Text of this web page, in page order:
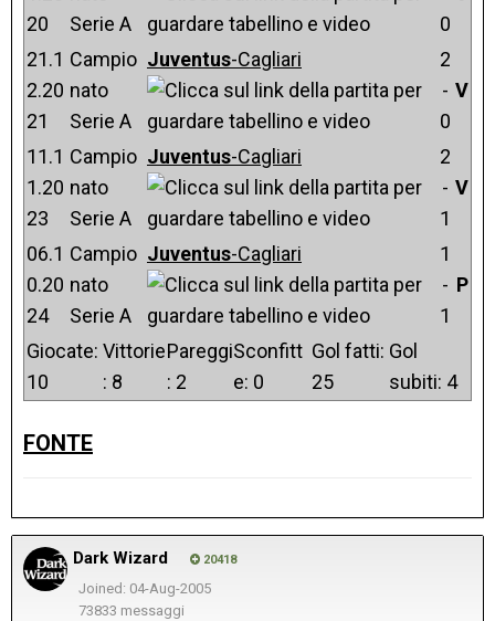
20
Serie A
0
21.1
2.20
21
Campio
nato
Serie A
Juventus-Cagliari
2
-
0
V
11.1
1.20
23
Campio
nato
Serie A
Juventus-Cagliari
2
-
1
V
06.1
0.20
24
Campio
nato
Serie A
Juventus-Cagliari
1
-
1
P
Giocate:
10
Vittorie
: 8
Pareggi
: 2
Sconfitt
e: 0
Gol fatti:
25
Gol
subiti: 4
FONTE
Dark Wizard 20418
Joined: 04-Aug-2005
73833 messaggi